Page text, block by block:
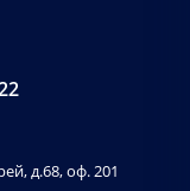
д.68, оф. 201